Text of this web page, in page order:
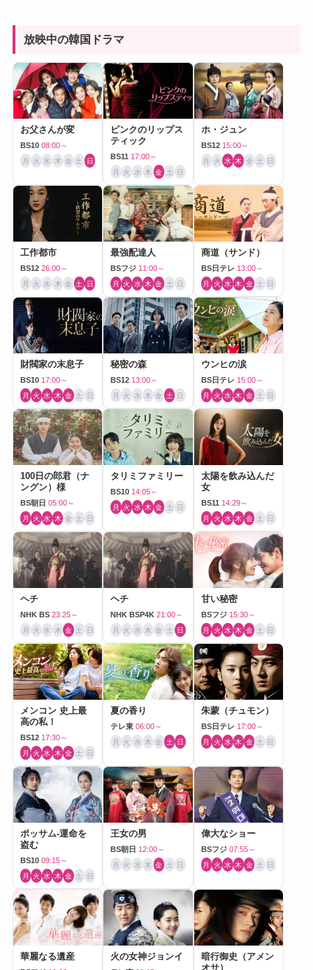
放映中の韓国ドラマ
お父さんが変
BS10 08:00～
月 火 水 木 金 土 日
ピンクのリップス
ティック
BS11 17:00～
月 火 水 木 金 土 日
ホ・ジュン
BS12 15:00～
月 火 水 木 金 土 日
工作都市
BS12 26:00～
月 火 水 木 金 土 日
最強配達人
BSフジ 11:00～
月 火 水 木 金 土 日
商道（サンド）
BS日テレ 13:00～
月 火 水 木 金 土 日
財閥家の末息子
BS10 17:00～
月 火 水 木 金 土 日
秘密の森
BS12 13:00～
月 火 水 木 金 土 日
ウンヒの涙
BS日テレ 15:00～
月 火 水 木 金 土 日
100日の郎君（ナ
ングン）様
BS朝日 05:00～
月 火 水 木 金 土 日
タリミファミリー
BS10 14:05～
月 火 水 木 金 土 日
太陽を飲み込んだ
女
BS11 14:29～
月 火 水 木 金 土 日
ヘチ
NHK BS 23:25～
月 火 水 木 金 土 日
ヘチ
NHK BSP4K 21:00～
月 火 水 木 金 土 日
甘い秘密
BSフジ 15:30～
月 火 水 木 金 土 日
メンコン 史上最
高の私！
BS12 17:30～
月 火 水 木 金 土 日
夏の香り
テレ東 06:00～
月 火 水 木 金 土 日
朱蒙（チュモン）
BS日テレ 17:00～
月 火 水 木 金 土 日
ポッサム-運命を
盗む
BS10 09:15～
月 火 水 木 金 土 日
王女の男
BS朝日 12:00～
月 火 水 木 金 土 日
偉大なショー
BSフジ 07:55～
月 火 水 木 金 土 日
華麗なる遺産 火の女神ジョンイ
暗行御史（アメン
オサ）